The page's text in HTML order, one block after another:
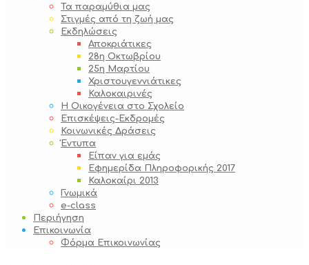
Τα παραμύθια μας
Στιγμές από τη ζωή μας
Εκδηλώσεις
Αποκριάτικες
28η Οκτωβρίου
25η Μαρτίου
Χριστουγεννιάτικες
Καλοκαιρινές
Η Οικογένεια στο Σχολείο
Επισκέψεις-Εκδρομές
Κοινωνικές Δράσεις
Έντυπα
Είπαν για εμάς
Εφημερίδα Πληροφορικής 2017
Καλοκαίρι 2013
Γνωμικά
e-class
Περιήγηση
Επικοινωνία
Φόρμα Επικοινωνίας